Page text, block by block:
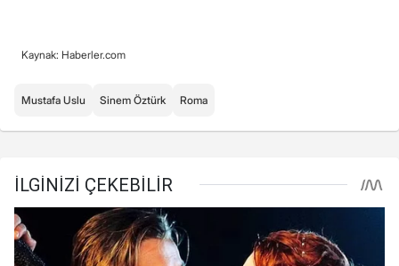
Kaynak: Haberler.com
Mustafa Uslu Sinem Öztürk Roma